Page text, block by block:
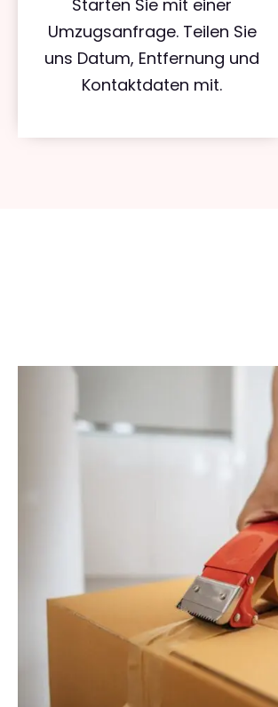
Starten Sie mit einer
Umzugsanfrage. Teilen Sie
uns Datum, Entfernung und
Kontaktdaten mit.